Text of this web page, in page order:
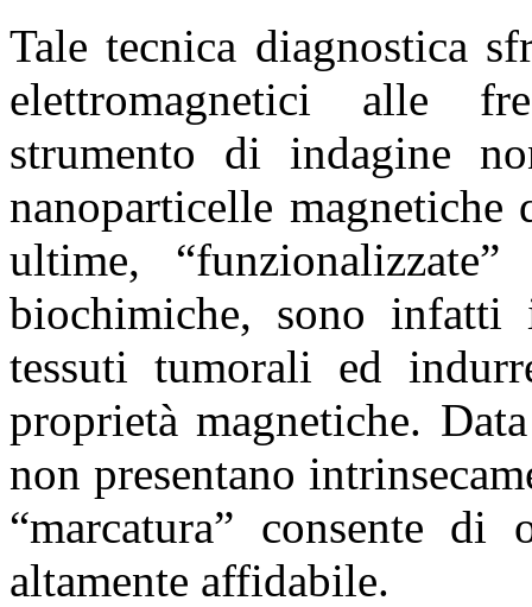
Tale tecnica diagnostica
elettromagnetici alle
strumento di indagine
nanoparticelle magnetiche
ultime,
biochimiche, sono
tessuti tumorali ed
proprietà magnetiche.
non presentano
“marcatura” consente di
altamente affidabile.